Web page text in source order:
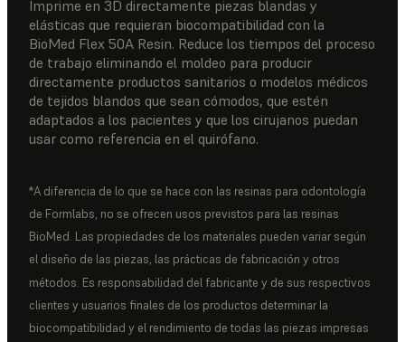
Imprime en 3D directamente piezas blandas y
elásticas que requieran biocompatibilidad con la
BioMed Flex 50A Resin. Reduce los tiempos del proceso
de trabajo eliminando el moldeo para producir
directamente productos sanitarios o modelos médicos
de tejidos blandos que sean cómodos, que estén
adaptados a los pacientes y que los cirujanos puedan
usar como referencia en el quirófano.
*A diferencia de lo que se hace con las resinas para odontología
de Formlabs, no se ofrecen usos previstos para las resinas
BioMed. Las propiedades de los materiales pueden variar según
el diseño de las piezas, las prácticas de fabricación y otros
métodos. Es responsabilidad del fabricante y de sus respectivos
clientes y usuarios finales de los productos determinar la
biocompatibilidad y el rendimiento de todas las piezas impresas